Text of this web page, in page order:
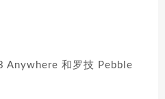
Anywhere 和罗技 Pebble